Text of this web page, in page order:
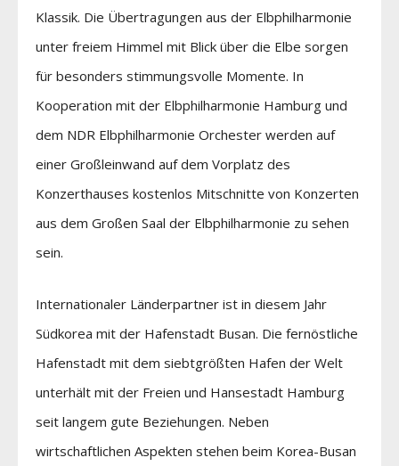
Klassik. Die Übertragungen aus der Elbphilharmonie
unter freiem Himmel mit Blick über die Elbe sorgen
für besonders stimmungsvolle Momente. In
Kooperation mit der Elbphilharmonie Hamburg und
dem NDR Elbphilharmonie Orchester werden auf
einer Großleinwand auf dem Vorplatz des
Konzerthauses kostenlos Mitschnitte von Konzerten
aus dem Großen Saal der Elbphilharmonie zu sehen
sein.
Internationaler Länderpartner ist in diesem Jahr
Südkorea mit der Hafenstadt Busan. Die fernöstliche
Hafenstadt mit dem siebtgrößten Hafen der Welt
unterhält mit der Freien und Hansestadt Hamburg
seit langem gute Beziehungen. Neben
wirtschaftlichen Aspekten stehen beim Korea-Busan